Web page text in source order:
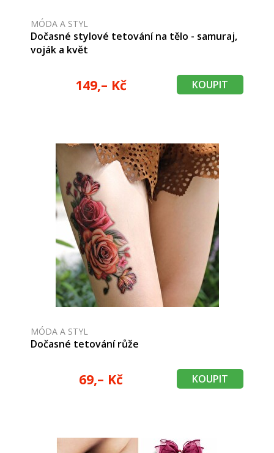
MÓDA A STYL
Dočasné stylové tetování na tělo - samuraj,
voják a květ
149,– Kč KOUPIT
MÓDA A STYL
Dočasné tetování růže
69,– Kč KOUPIT